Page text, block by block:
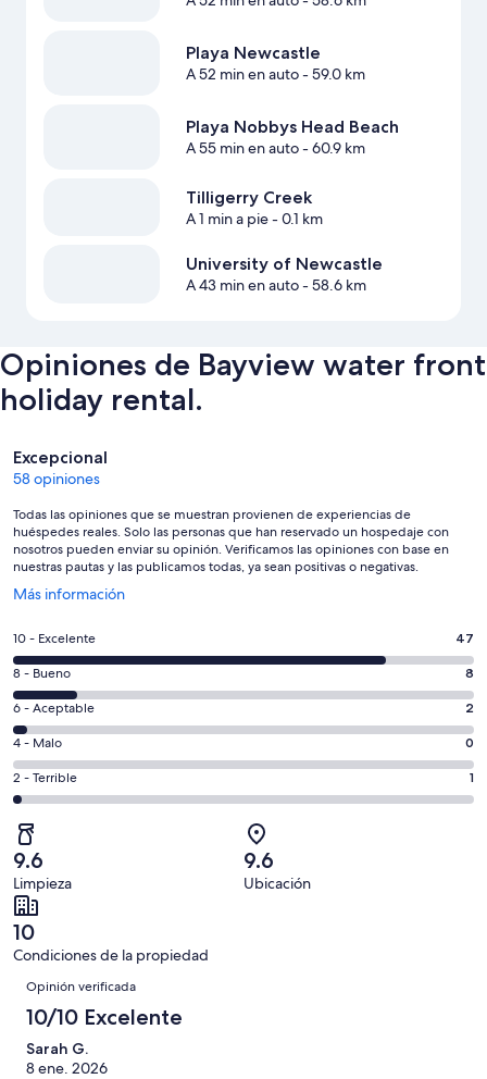
Playa Newcastle
A 52 min en auto- 59.0 km
Playa Nobbys Head Beach
A 55 min en auto- 60.9 km
Tilligerry Creek
A 1 min a pie- 0.1 km
University of Newcastle
A 43 min en auto- 58.6 km
Opiniones de Bayview water front
holiday rental.
Opiniones
Excepcional
58 opiniones
Todas las opiniones que se muestran provienen de experiencias de
huéspedes reales. Solo las personas que han reservado un hospedaje con
nosotros pueden enviar su opinión. Verificamos las opiniones con base en
nuestras pautas y las publicamos todas, ya sean positivas o negativas.
Más información
Se
en
nueva
ventana
Puntuación
de
10,
es
decir,
Excelente.
Basada
en
47
de
58
opiniones
10 - Excelente 47
Puntuación
de
8,
es
decir,
Bueno.
Basada
en
8
de
58
opiniones
8 - Bueno 8
Puntuación
de
6,
es
decir,
Aceptable.
Basada
en
2
de
58
opiniones
6 - Aceptable 2
Puntuación
de
4,
decir,
Malo.
Basada
en
0
de
opiniones
4 - Malo 0
Puntuación
de
2,
es
decir,
Terrible.
Basada
en
1
de
58
opiniones
2 - Terrible 1
9.6
Limpieza
9.6
Ubicación
10
Condiciones de la propiedad
Opiniones
Opinión verificada
10/10 Excelente
Sarah G.
8 ene. 2026